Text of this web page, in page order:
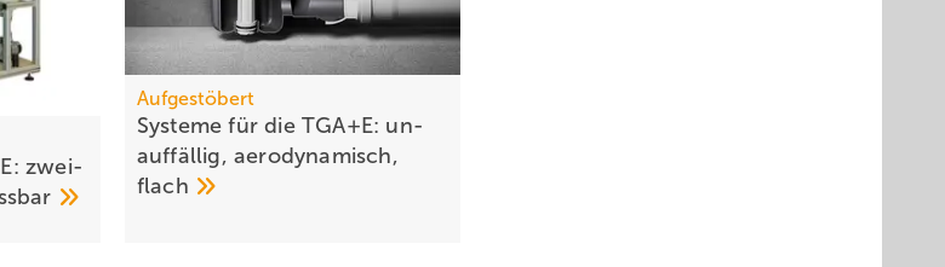
zwei­
Aufgestöbert
Systeme für die TGA+E: un­
auf­fäl­lig, ae­ro­dy­na­misch,
flach